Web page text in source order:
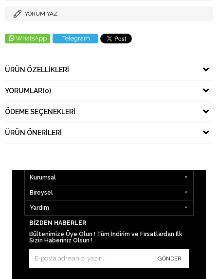
YORUM YAZ
WhatsApp Telegram
ÜRÜN ÖZELLIKLERI
YORUMLAR(0)
ÖDEME SEÇENEKLERI
ÜRÜN ÖNERILERI
Kurumsal
Bireysel
Yardım
BIZDEN HABERLER
Bültenimize Üye Olun ! Tüm İndirim ve Fırsatlardan İlk
Sizin Haberiniz Olsun !
GÖNDER